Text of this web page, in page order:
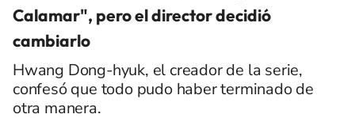
Calamar", pero el director decidió
cambiarlo
Hwang Dong-hyuk, el creador de la serie,
confesó que todo pudo haber terminado de
otra manera.